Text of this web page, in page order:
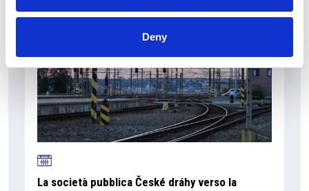
Deny
La società pubblica České dráhy verso la